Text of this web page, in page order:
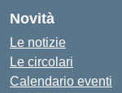
Novità
Le notizie
Le circolari
Calendario eventi